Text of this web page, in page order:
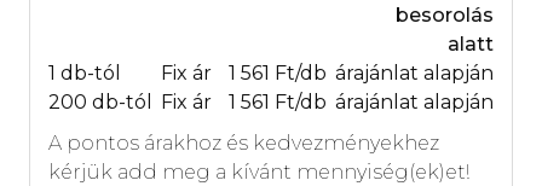
besorolás
alatt
1 db-tól
Fix ár 1 561 Ft/db árajánlat alapján
200 db-tól
Fix ár 1 561 Ft/db árajánlat alapján
A pontos árakhoz és kedvezményekhez
kérjük add meg a kívánt mennyiség(ek)et!